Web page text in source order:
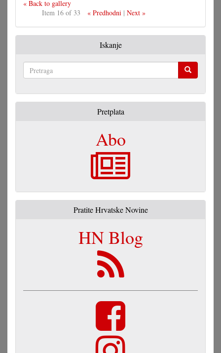
« Back to gallery
Item 16 of 33
« Predhodni| Next »
Iskanje
Pretplata
Abo
Pratite Hrvatske Novine
HN Blog